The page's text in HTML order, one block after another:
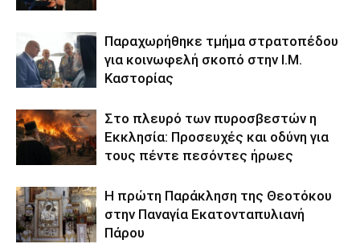
Παραχωρήθηκε τμήμα στρατοπέδου
για κοινωφελή σκοπό στην Ι.Μ.
Καστορίας
Στο πλευρό των πυροσβεστών η
Εκκλησία: Προσευχές και οδύνη για
τους πέντε πεσόντες ήρωες
Η πρώτη Παράκληση της Θεοτόκου
στην Παναγία Εκατονταπυλιανή
Πάρου